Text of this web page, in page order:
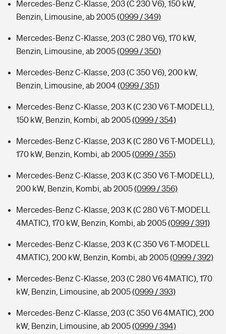
Mercedes-Benz C-Klasse, 203 (C 230 V6), 150 kW,
Benzin, Limousine, ab 2005(0999 / 349)
Mercedes-Benz C-Klasse, 203 (C 280 V6), 170 kW,
Benzin, Limousine, ab 2005(0999 / 350)
Mercedes-Benz C-Klasse, 203 (C 350 V6), 200 kW,
Benzin, Limousine, ab 2004(0999 / 351)
Mercedes-Benz C-Klasse, 203 K (C 230 V6 T-MODELL),
150 kW, Benzin, Kombi, ab 2005(0999 / 354)
Mercedes-Benz C-Klasse, 203 K (C 280 V6 T-MODELL),
170 kW, Benzin, Kombi, ab 2005(0999 / 355)
Mercedes-Benz C-Klasse, 203 K (C 350 V6 T-MODELL),
200 kW, Benzin, Kombi, ab 2005(0999 / 356)
Mercedes-Benz C-Klasse, 203 K (C 280 V6 T-MODELL
4MATIC), 170 kW, Benzin, Kombi, ab 2005(0999 / 391)
Mercedes-Benz C-Klasse, 203 K (C 350 V6 T-MODELL
4MATIC), 200 kW, Benzin, Kombi, ab 2005(0999 / 392)
Mercedes-Benz C-Klasse, 203 (C 280 V6 4MATIC), 170
kW, Benzin, Limousine, ab 2005(0999 / 393)
Mercedes-Benz C-Klasse, 203 (C 350 V6 4MATIC), 200
kW, Benzin, Limousine, ab 2005(0999 / 394)